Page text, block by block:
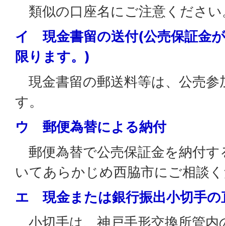
類似の口座名にご注意ください
イ 現金書留の送付(公売保証金
限ります。)
現金書留の郵送料等は、公売参
す。
ウ 郵便為替による納付
郵便為替で公売保証金を納付す
いてあらかじめ西脇市にご相談
エ 現金または銀行振出小切手の
小切手は、神戸手形交換所管